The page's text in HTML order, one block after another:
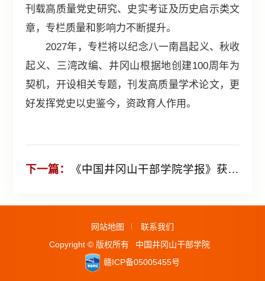
刊载高质量党史研究、史实考证及历史启示类文
章，专栏质量和影响力不断提升。
2027年，专栏将以纪念八一南昌起义、秋收
起义、三湾改编、井冈山根据地创建100周年为
契机，开设相关专题，刊发高质量学术论文，更
好发挥党史以史鉴今，资政育人作用。
下一篇： 《中国井冈山干部学院学报》获评江西省2025年度优秀期刊
网站地图
联系我们
Copyright © 版权所有
中国井冈山干部学院
赣ICP备05005455号